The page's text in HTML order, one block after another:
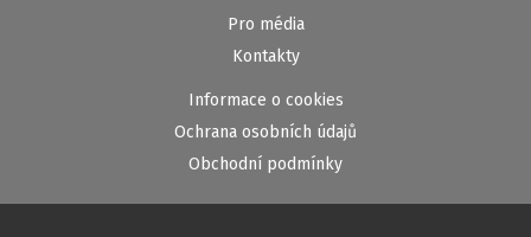
Pro média
Kontakty
Informace o cookies
Ochrana osobních údajů
Obchodní podmínky